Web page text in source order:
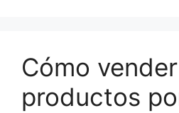
Cómo vender
productos